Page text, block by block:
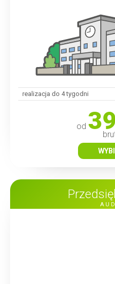
realizacja do 4 tygodni
od